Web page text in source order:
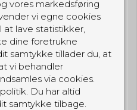
til kl. 17:00
køb for 399 kr.
for 699 kr.
vores markedsføring
vi egne cookies
lave statistikker,
dine foretrukne
samtykke tillader du, at
vi behandler
via cookies.
Du har altid
samtykke tilbage.